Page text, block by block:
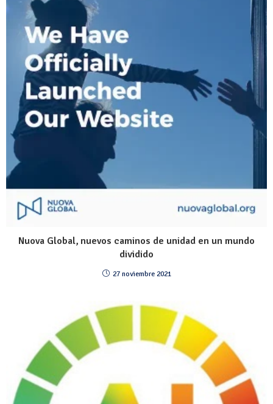
Nuova Global, nuevos caminos de unidad en un mundo
dividido
27 noviembre 2021